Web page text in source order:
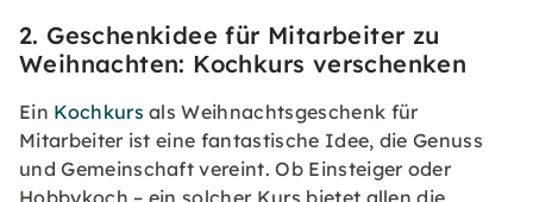
2. Geschenkidee für Mitarbeiter zu
Weihnachten: Kochkurs verschenken
Ein Kochkurs als Weihnachtsgeschenk für
Mitarbeiter ist eine fantastische Idee, die Genuss
und Gemeinschaft vereint. Ob Einsteiger oder
Hobbykoch – ein solcher Kurs bietet allen die